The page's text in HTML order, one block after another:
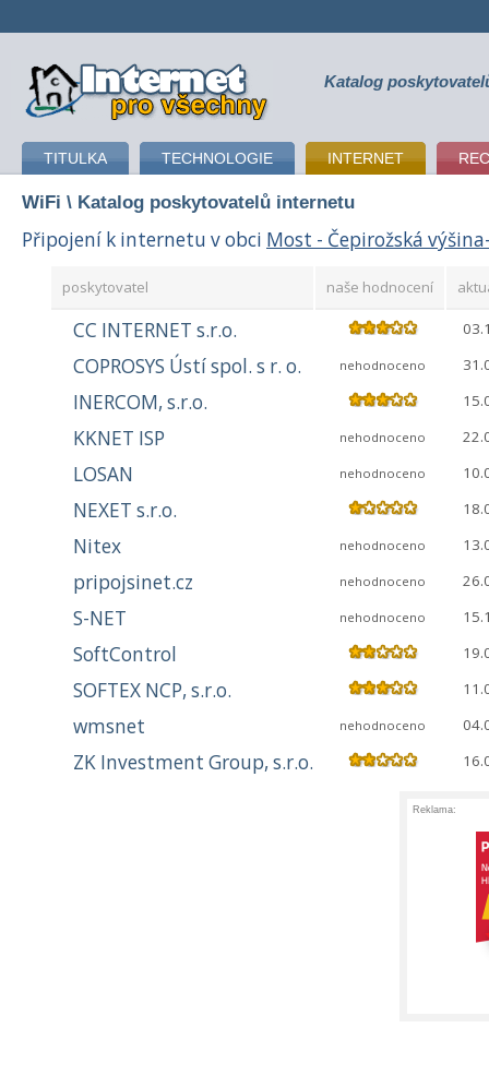
připojení k internetu Katalog
TITULKA TECHNOLOGIE INTERNET
WiFi \ Katalog poskytovatelů internetu
Připojení k internetu v obci Most - Čepirožská
poskytovatel naše hodnocení
CC INTERNET s.r.o.
COPROSYS Ústí spol. s r. o. nehodnoceno
INERCOM, s.r.o.
KKNET ISP nehodnoceno
LOSAN nehodnoceno
NEXET s.r.o.
Nitex nehodnoceno
pripojsinet.cz nehodnoceno
S-NET nehodnoceno
SoftControl
SOFTEX NCP, s.r.o.
wmsnet nehodnoceno
ZK Investment Group, s.r.o.
Reklama: